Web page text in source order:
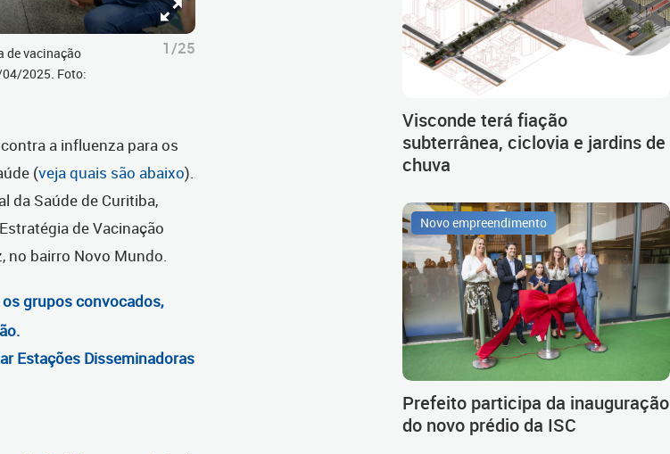
de vacinação
04/2025. Foto:
1/25
a influenza para os
(veja quais são abaixo).
da Saúde de Curitiba,
de Vacinação
no bairro Novo Mundo.
grupos convocados,
Estações Disseminadoras
Visconde terá fiação
subterrânea, ciclovia e jardins de
chuva
Novo empreendimento
Prefeito participa da inauguração
do novo prédio da ISC